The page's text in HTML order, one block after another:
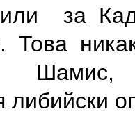
за
Това
либийски